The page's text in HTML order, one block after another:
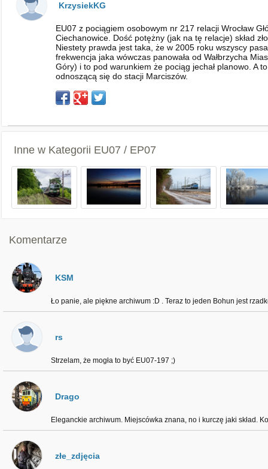
KrzysiekKG
EU07 z pociągiem osobowym nr 217 relacji Wrocław
Ciechanowice. Dość potężny (jak na tę relacje) skład
Niestety prawda jest taka, że w 2005 roku wszyscy
frekwencja jaka wówczas panowała od Wałbrzycha
Góry) i to pod warunkiem że pociąg jechał planowo. A
odnoszącą się do stacji Marciszów.
Inne w Kategorii EU07 / EP07
Komentarze
KSM
Ło panie, ale piękne archiwum :D . Teraz to jeden Bohun jest
rs
Strzelam, że mogła to być EU07-197 ;)
Drago
Eleganckie archiwum. Miejscówka znana, no i kurczę jaki skład.
złe_zdjęcia